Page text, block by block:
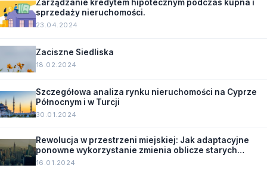
Zarządzanie kredytem hipotecznym podczas kupna i
sprzedaży nieruchomości.
23.04.2024
Zaciszne Siedliska
18.02.2024
Szczegółowa analiza rynku nieruchomości na Cyprze
Północnym i w Turcji
30.01.2024
Rewolucja w przestrzeni miejskiej: Jak adaptacyjne
ponowne wykorzystanie zmienia oblicze starych
budynków.
16.01.2024